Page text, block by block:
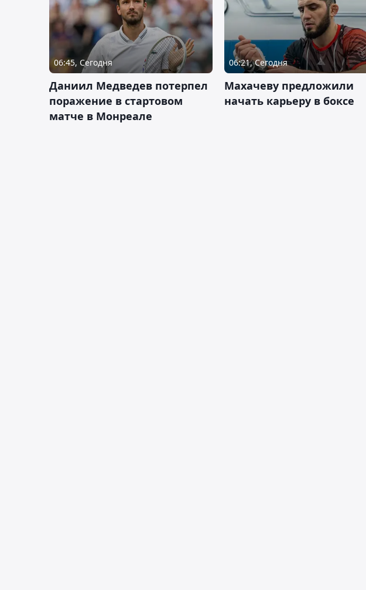
06:45, Сегодня
Даниил Медведев потерпел
поражение в стартовом
матче в Монреале
06:21, Сегодня
Махачеву предложили
начать карьеру в боксе